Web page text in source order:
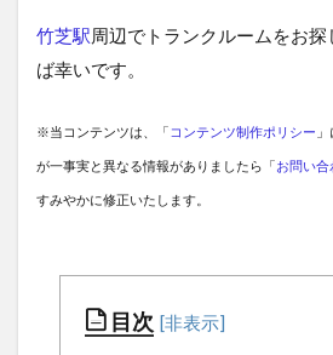
竹芝駅周辺でトランクルームをお探
ば幸いです。
※当コンテンツは、「 コンテンツ制作ポリシー
が一事実と異なる情報がありましたら「お問い合
すみやかに修正いたします。
目次